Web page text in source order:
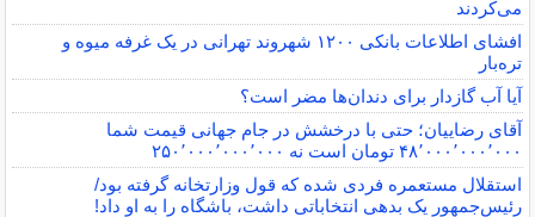
می‌کردند
افشای اطلاعات بانکی ۱۲۰۰ شهروند تهرانی در یک غرفه میوه و
تره‌بار
آیا آب گازدار برای دندان‌ها مضر است؟
آقای رضاییان؛ حتی با درخشش در جام جهانی قیمت شما
۴۸٬۰۰۰٬۰۰۰٬۰۰۰ تومان است نه ۲۵۰٬۰۰۰٬۰۰۰٬۰۰۰
استقلال مستعمره فردی شده که قول وزارتخانه گرفته بود/
رئیس‌جمهور یک بدهی انتخاباتی داشت، باشگاه را به او داد!